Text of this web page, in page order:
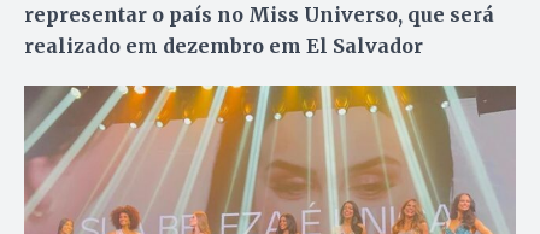
representar o país no Miss Universo, que será
realizado em dezembro em El Salvador